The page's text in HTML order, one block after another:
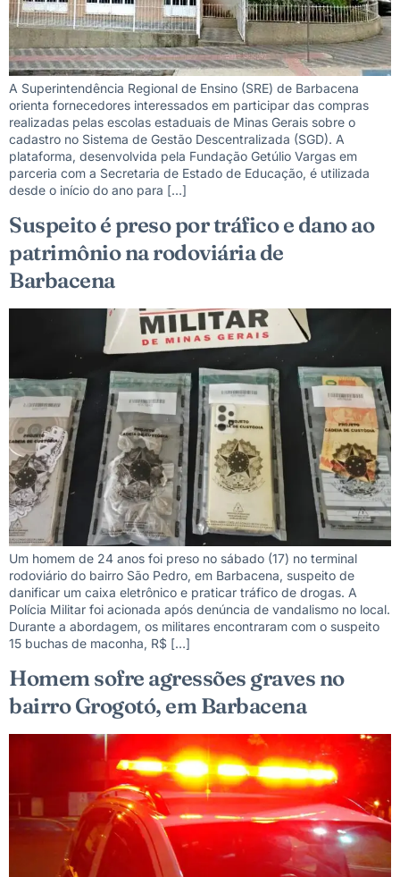
A Superintendência Regional de Ensino (SRE) de Barbacena
orienta fornecedores interessados em participar das compras
realizadas pelas escolas estaduais de Minas Gerais sobre o
cadastro no Sistema de Gestão Descentralizada (SGD). A
plataforma, desenvolvida pela Fundação Getúlio Vargas em
parceria com a Secretaria de Estado de Educação, é utilizada
desde o início do ano para […]
Suspeito é preso por tráfico e dano ao
patrimônio na rodoviária de
Barbacena
Um homem de 24 anos foi preso no sábado (17) no terminal
rodoviário do bairro São Pedro, em Barbacena, suspeito de
danificar um caixa eletrônico e praticar tráfico de drogas. A
Polícia Militar foi acionada após denúncia de vandalismo no local.
Durante a abordagem, os militares encontraram com o suspeito
15 buchas de maconha, R$ […]
Homem sofre agressões graves no
bairro Grogotó, em Barbacena